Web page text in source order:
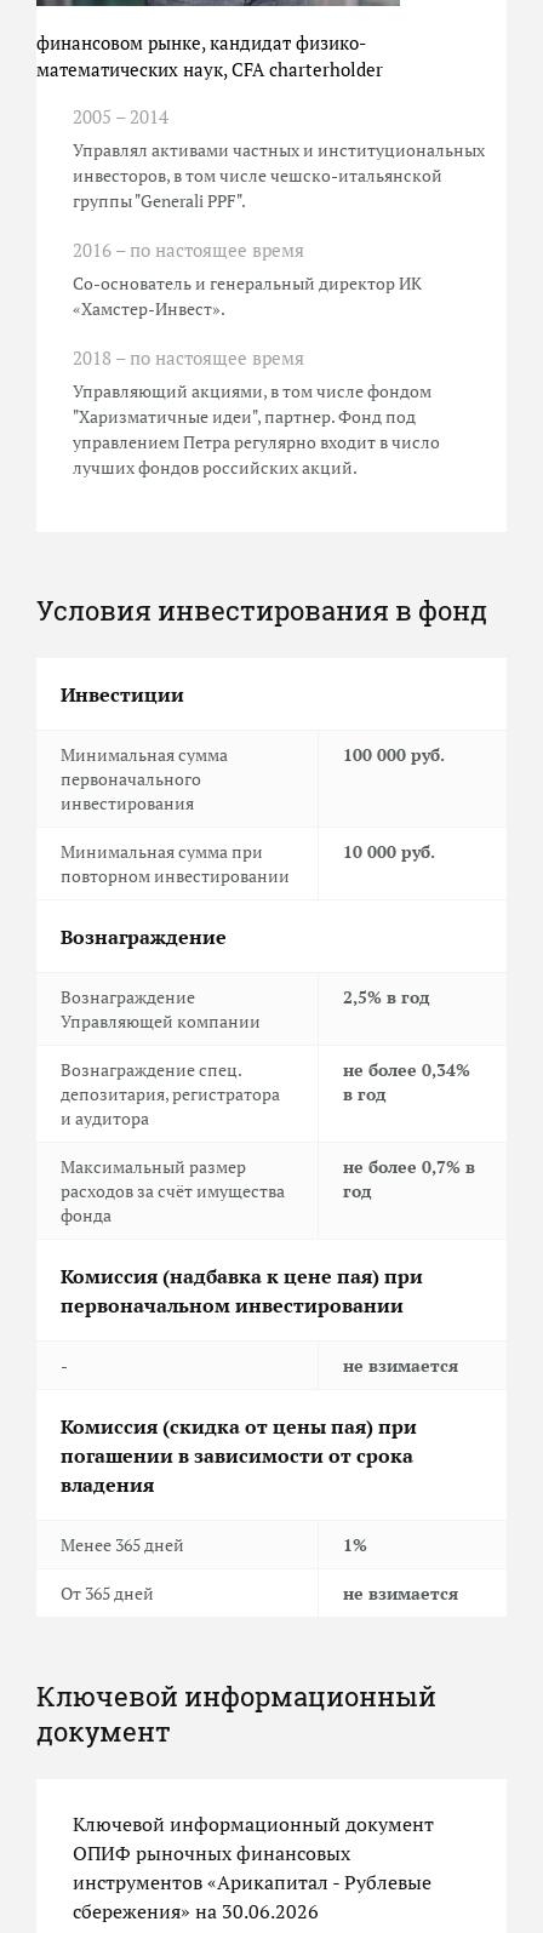
финансовом рынке, кандидат физико-
математических наук, CFA charterholder
2005 – 2014
Управлял активами частных и институциональных
инвесторов, в том числе чешско-итальянской
группы "Generali PPF".
2016 – по настоящее время
Со-основатель и генеральный директор ИК
«Хамстер-Инвест».
2018 – по настоящее время
Управляющий акциями, в том числе фондом
"Харизматичные идеи", партнер. Фонд под
управлением Петра регулярно входит в число
лучших фондов российских акций.
Условия инвестирования в фонд
Инвестиции
Минимальная сумма
первоначального
инвестирования
100 000 руб.
Минимальная сумма при
повторном инвестировании
10 000 руб.
Вознаграждение
Вознаграждение
Управляющей компании
2,5% в год
Вознаграждение спец.
депозитария, регистратора
и аудитора
не более 0,34%
в год
Максимальный размер
расходов за счёт имущества
фонда
не более 0,7% в
год
Комиссия (надбавка к цене пая) при
первоначальном инвестировании
- не взимается
Комиссия (скидка от цены пая) при
погашении в зависимости от срока
владения
Менее 365 дней 1%
От 365 дней не взимается
Ключевой информационный
документ
Ключевой информационный документ
ОПИФ рыночных финансовых
инструментов «Арикапитал - Рублевые
сбережения» на 30.06.2026